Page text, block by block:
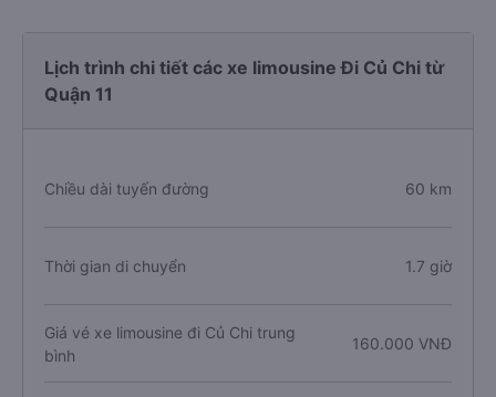
Lịch trình chi tiết các xe limousine Đi Củ Chi từ
Quận 11
Chiều dài tuyến đường 60 km
Thời gian di chuyển 1.7 giờ
Giá vé xe limousine đi Củ Chi trung
bình
160.000 VNĐ